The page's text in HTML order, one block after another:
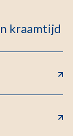
kraamtijd